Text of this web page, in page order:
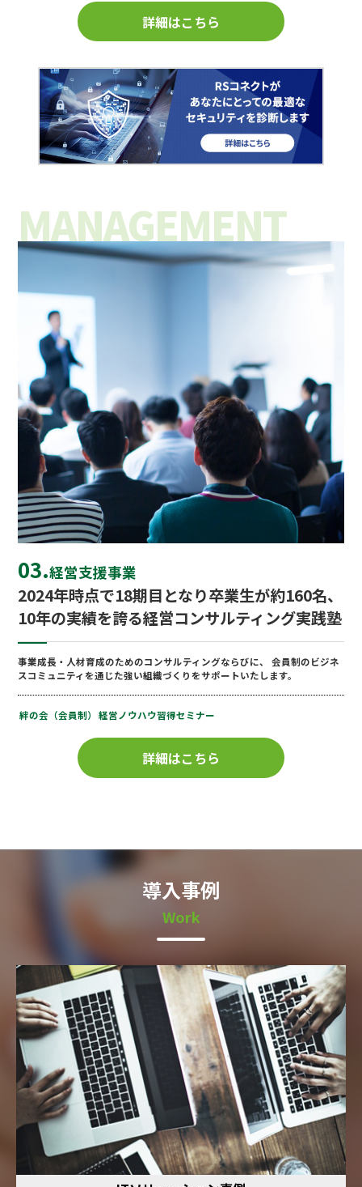
詳細はこちら
MANAGEMENT
03.経営⽀援事業
2024年時点で18期⽬となり卒業⽣が約160名、
10年の実績を誇る経営コンサルティング実践塾
事業成⻑‧⼈材育成のためのコンサルティングならびに、 会員制のビジネ
スコミュニティを通じた強い組織づくりをサポートいたします。
絆の会（会員制） 経営ノウハウ習得セミナー
詳細はこちら
導入事例
Work